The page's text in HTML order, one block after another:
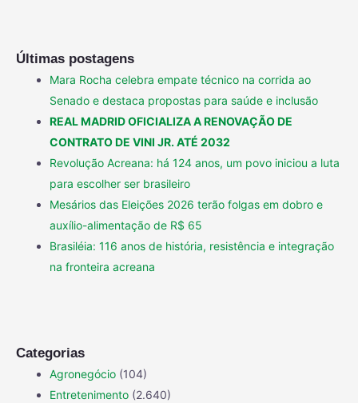
Últimas postagens
Mara Rocha celebra empate técnico na corrida ao
Senado e destaca propostas para saúde e inclusão
REAL MADRID OFICIALIZA A RENOVAÇÃO DE
CONTRATO DE VINI JR. ATÉ 2032
Revolução Acreana: há 124 anos, um povo iniciou a luta
para escolher ser brasileiro
Mesários das Eleições 2026 terão folgas em dobro e
auxílio-alimentação de R$ 65
Brasiléia: 116 anos de história, resistência e integração
na fronteira acreana
Categorias
Agronegócio (104)
Entretenimento (2.640)